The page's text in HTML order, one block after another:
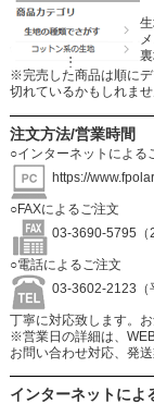
※完売した商品は順に
切れているかもしれま
注文方法/営業時間
○インターネットによる
https://
○FAXによるご注文
03-3690-5795（
○電話によるご注文
03-3602-2123
丁寧に対応致します。
※営業日の詳細は、
お問い合わせ対応、発
インターネットによ